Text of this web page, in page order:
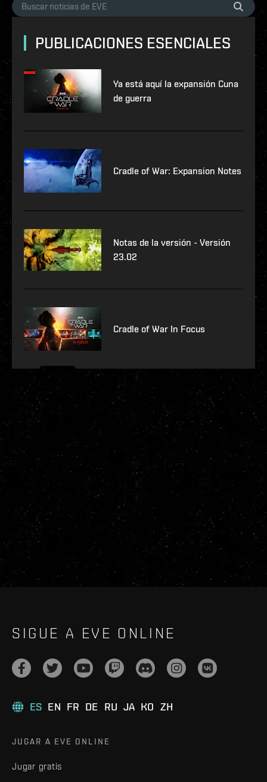
PUBLICACIONES ESENCIALES
Ya está aquí la expansión Cuna
de guerra
Cradle of War: Expansion Notes
Notas de la versión - Versión
23.02
Cradle of War In Focus
SIGUE A EVE ONLINE
ES EN FR DE RU JA KO ZH
JUGAR A EVE ONLINE
Jugar gratis